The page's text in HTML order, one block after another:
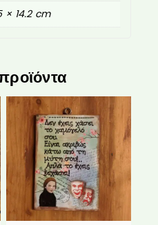
× 14.2 cm